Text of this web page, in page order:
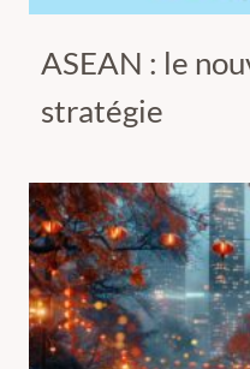
ASEAN : le
stratégie